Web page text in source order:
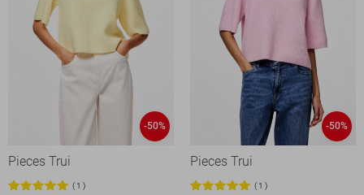
-50%
Pieces Trui
1
-50%
Pieces Trui
1